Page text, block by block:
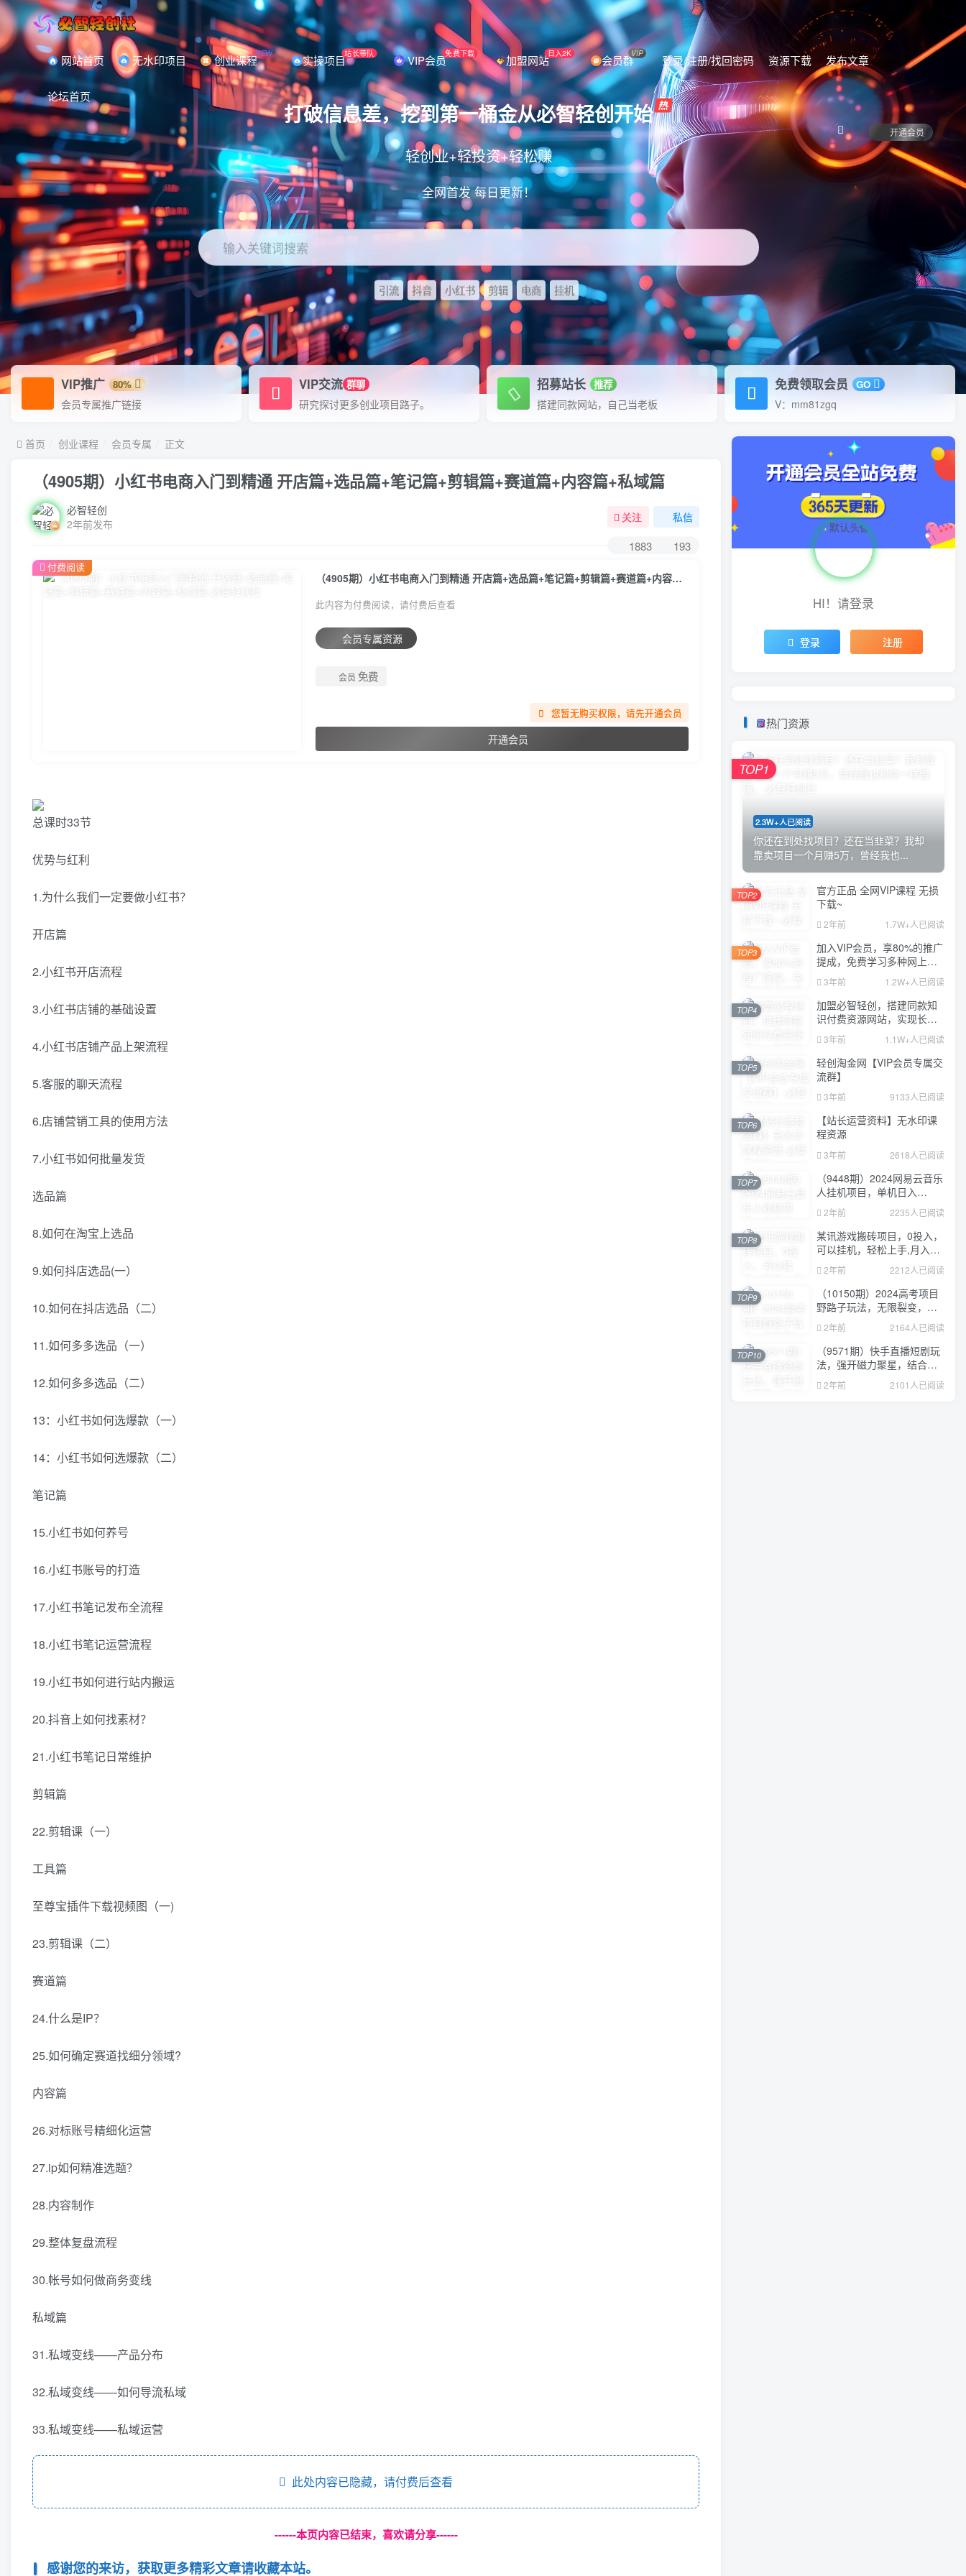
网站首页 无水印项目 创业课程NEW 实操项目站长带队 VIP会员免费下载 加盟网站日入2K 会员群VIP 登录/注册/找回密码 资源下载 发布文章
论坛首页
开通会员
打破信息差，挖到第一桶金从必智轻创开始
轻创业+轻投资+轻松赚
全网首发 每日更新！
输入关键词搜索
引流 抖音 小红书 剪辑 电商 挂机
VIP推广 80%
会员专属推广链接
VIP交流 群聊
研究探讨更多创业项目路子。
招募站长 推荐
搭建同款网站，自己当老板
免费领取会员 GO
V：mm81zgq
首页 创业课程 会员专属 正文
（4905期）小红书电商入门到精通 开店篇+选品篇+笔记篇+剪辑篇+赛道篇+内容篇+私域篇
必智轻创
2年前发布
关注 私信
1883 193
（4905期）小红书电商入门到精通 开店篇+选品篇+笔记篇+剪辑篇+赛道篇+内容篇+私域篇
此内容为付费阅读，请付费后查看
会员专属资源
会员 免费
您暂无购买权限，请先开通会员
开通会员
付费阅读
总课时33节
优势与红利
1.为什么我们一定要做小红书？
开店篇
2.小红书开店流程
3.小红书店铺的基础设置
4.小红书店铺产品上架流程
5.客服的聊天流程
6.店铺营销工具的使用方法
7.小红书如何批量发货
选品篇
8.如何在淘宝上选品
9.如何抖店选品(一）
10.如何在抖店选品（二）
11.如何多多选品（一）
12.如何多多选品（二）
13：小红书如何选爆款（一）
14：小红书如何选爆款（二）
笔记篇
15.小红书如何养号
16.小红书账号的打造
17.小红书笔记发布全流程
18.小红书笔记运营流程
19.小红书如何进行站内搬运
20.抖音上如何找素材？
21.小红书笔记日常维护
剪辑篇
22.剪辑课（一）
工具篇
至尊宝插件下载视频图（一)
23.剪辑课（二）
赛道篇
24.什么是IP？
25.如何确定赛道找细分领域?
内容篇
26.对标账号精细化运营
27.ip如何精准选题？
28.内容制作
29.整体复盘流程
30.帐号如何做商务变线
私域篇
31.私域变线——产品分布
32.私域变线——如何导流私域
33.私域变线——私域运营
此处内容已隐藏，请付费后查看
------本页内容已结束，喜欢请分享------
感谢您的来访，获取更多精彩文章请收藏本站。
HI！请登录
登录 注册
热门资源
2.3W+人已阅读
你还在到处找项目？还在当韭菜？我却
靠卖项目一个月赚5万，曾经我也...
TOP1
官方正品 全网VIP课程 无损
下载~
2年前 1.7W+人已阅读
TOP2
加入VIP会员，享80%的推广
提成，免费学习多种网上创
业课程，菜鸟秒变大神！
3年前 1.2W+人已阅读
TOP3
加盟必智轻创，搭建同款知
识付费资源网站，实现长期
稳定被动收入~
3年前 1.1W+人已阅读
TOP4
轻创淘金网【VIP会员专属交
流群】
3年前 9133人已阅读
TOP5
【站长运营资料】无水印课
程资源
3年前 2618人已阅读
TOP6
（9448期）2024网易云音乐
人挂机项目，单机日入
150+，无脑月入5000+
2年前 2235人已阅读
TOP7
某讯游戏搬砖项目，0投入，
可以挂机，轻松上手,月入
3000+上不封顶
2年前 2212人已阅读
TOP8
（10150期）2024高考项目
野路子玩法，无限裂变，最
高一天1W＋！
2年前 2164人已阅读
TOP9
（9571期）快手直播短剧玩
法，强开磁力聚星，结合多
种变现方式日入600+
2年前 2101人已阅读
TOP10